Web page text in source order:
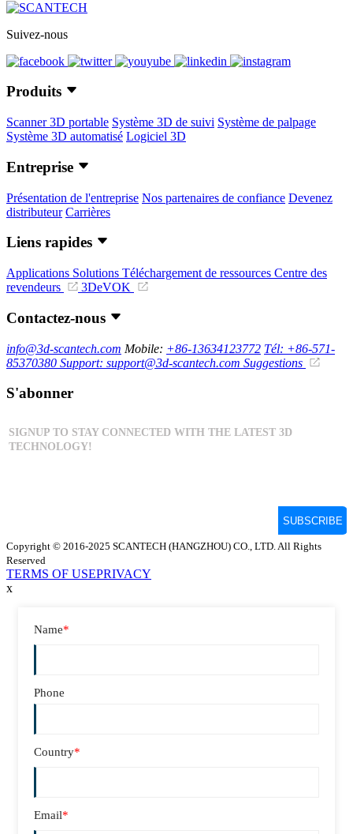
Suivez-nous
Produits
Scanner 3D portable Système 3D de suivi Système de palpage
Système 3D automatisé Logiciel 3D
Entreprise
Présentation de l'entreprise Nos partenaires de confiance Devenez
distributeur Carrières
Liens rapides
Applications Solutions Téléchargement de ressources Centre des
revendeurs
3DeVOK
Contactez-nous
info@3d-scantech.com Mobile: +86-13634123772 Tél: +86-571-
85370380 Support: support@3d-scantech.com Suggestions
S'abonner
Copyright © 2016-2025 SCANTECH (HANGZHOU) CO., LTD. All Rights
Reserved
TERMS OF USEPRIVACY
x
Name*
Phone
Country*
Email*